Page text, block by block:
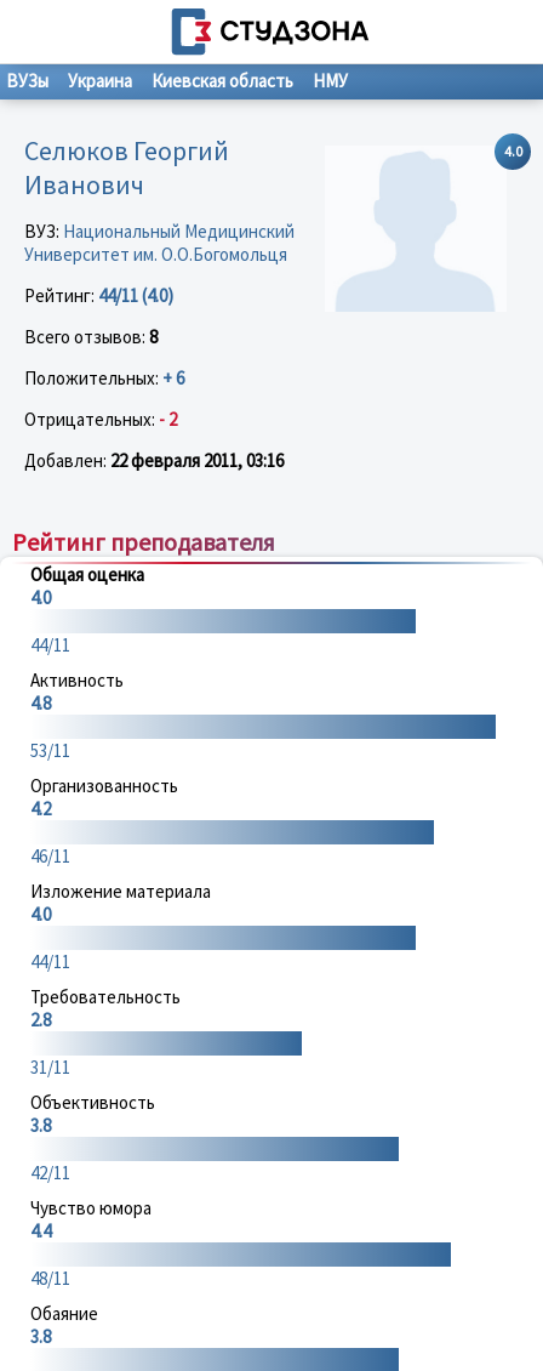
ВУЗы Украина Киевская область НМУ
4.0
Селюков Георгий
Иванович
ВУЗ: Национальный Медицинский
Университет им. О.О.Богомольця
Рейтинг: 44/11 (4.0)
Всего отзывов: 8
Положительных: + 6
Отрицательных: - 2
Добавлен: 22 февраля 2011, 03:16
Рейтинг преподавателя
Общая оценка
4.0
44/11
Активность
4.8
53/11
Организованность
4.2
46/11
Изложение материала
4.0
44/11
Требовательность
2.8
31/11
Объективность
3.8
42/11
Чувство юмора
4.4
48/11
Обаяние
3.8